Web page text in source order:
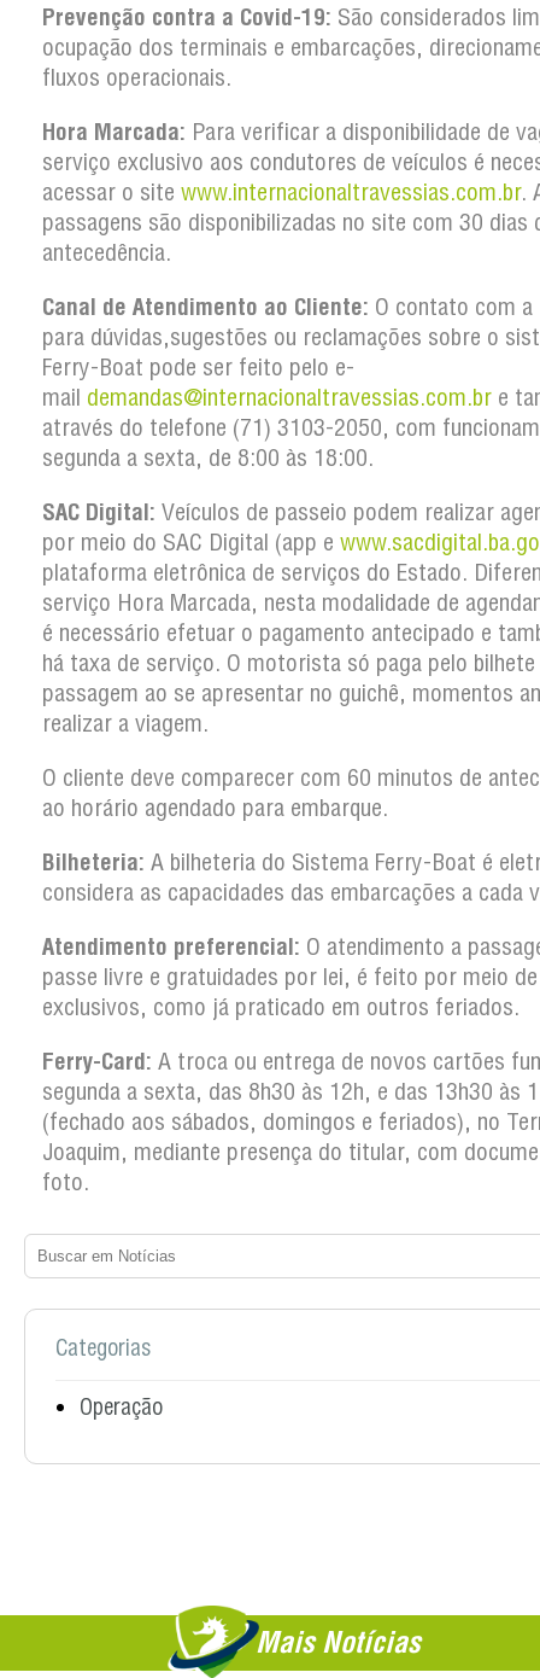
Prevenção contra a Covid-19: São considerados
ocupação dos terminais e embarcações,
fluxos operacionais.
Hora Marcada: Para verificar a disponibilidade de
serviço exclusivo aos condutores de veículos é
acessar o site www.internacionaltravessias.com.br.
passagens são disponibilizadas no site com 30 dias
antecedência.
Canal de Atendimento ao Cliente: O contato com a
para dúvidas,sugestões ou reclamações sobre o
Ferry-Boat pode ser feito pelo e-
mail demandas@internacionaltravessias.com.br e
através do telefone (71) 3103-2050, com
segunda a sexta, de 8:00 às 18:00.
SAC Digital: Veículos de passeio podem realizar
por meio do SAC Digital (app e
plataforma eletrônica de serviços do Estado.
serviço Hora Marcada, nesta modalidade de
é necessário efetuar o pagamento antecipado e
há taxa de serviço. O motorista só paga pelo bilhete
passagem ao se apresentar no guichê, momentos
realizar a viagem.
O cliente deve comparecer com 60 minutos de
ao horário agendado para embarque.
Bilheteria: A bilheteria do Sistema Ferry-Boat é
considera as capacidades das embarcações a cada
Atendimento preferencial: O atendimento a
passe livre e gratuidades por lei, é feito por meio
exclusivos, como já praticado em outros feriados.
Ferry-Card: A troca ou entrega de novos cartões
segunda a sexta, das 8h30 às 12h, e das 13h30 às
(fechado aos sábados, domingos e feriados), no
Joaquim, mediante presença do titular, com
foto.
Categorias
Operação
Mais Notícias